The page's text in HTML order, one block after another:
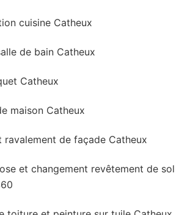
cuisine Catheux
de bain Catheux
Catheux
maison Catheux
ravalement de façade Catheux
et changement revêtement de sol